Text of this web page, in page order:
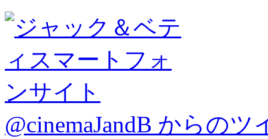
@cinemaJandB からのツ